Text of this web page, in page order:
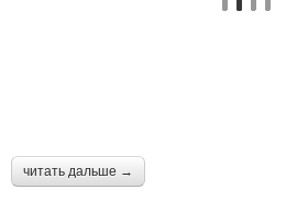
читать дальше →